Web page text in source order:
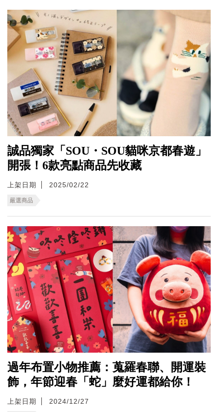
誠品獨家「SOU・SOU貓咪京都春遊」
開張！6款亮點商品先收藏
上架日期 2025/02/22
嚴選商品
過年布置小物推薦：蒐羅春聯、開運裝
飾，年節迎春「蛇」麼好運都給你！
上架日期 2024/12/27